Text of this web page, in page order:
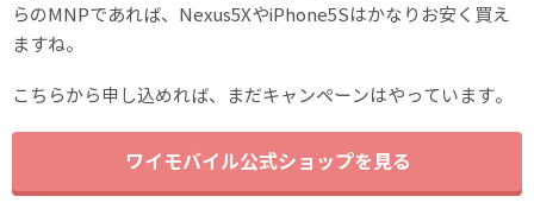
らのMNPであれば、Nexus5XやiPhone5Sはかなりお安く買え
ますね。
こちらから申し込めれば、まだキャンペーンはやっています。
ワイモバイル公式ショップを見る